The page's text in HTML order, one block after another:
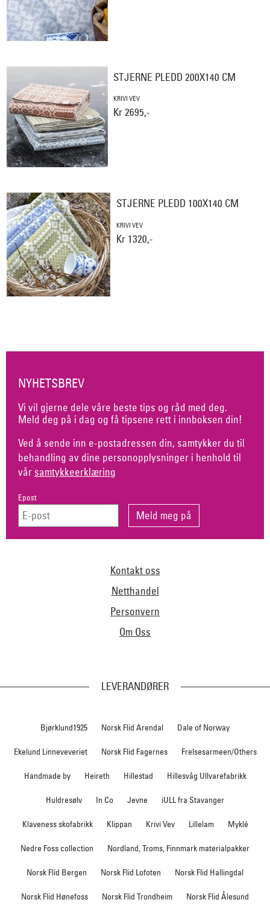
STJERNE PLEDD 200X140 CM
KRIVI VEV
Kr 2695,-
STJERNE PLEDD 100X140 CM
KRIVI VEV
Kr 1320,-
NYHETSBREV
Vi vil gjerne dele våre beste tips og råd med deg.
Meld deg på i dag og få tipsene rett i innboksen din!
Ved å sende inn e-postadressen din, samtykker du til
behandling av dine personopplysninger i henhold til
vår samtykkeerklæring
Epost
Kontakt oss
Netthandel
Personvern
Om Oss
LEVERANDØRER
Bjørklund1925 Norsk Flid Arendal Dale of Norway
Ekelund Linneveveriet Norsk Flid Fagernes Frelsesarmeen/Others
Handmade by Heireth Hillestad Hillesvåg Ullvarefabrikk
Huldresølv In Co Jevne iULL fra Stavanger
Klaveness skofabrikk Klippan Krivi Vev Lillelam Myklé
Nedre Foss collection Nordland, Troms, Finnmark materialpakker
Norsk Flid Bergen Norsk Flid Lofoten Norsk Flid Hallingdal
Norsk Flid Hønefoss Norsk Flid Trondheim Norsk Flid Ålesund